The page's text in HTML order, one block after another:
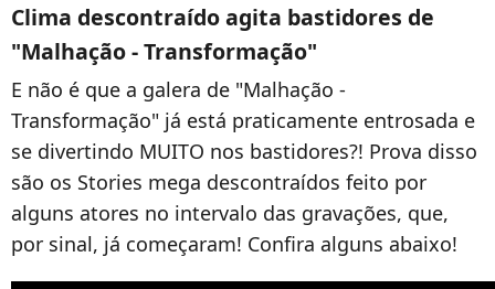
Clima descontraído agita bastidores de
"Malhação - Transformação"
E não é que a galera de "Malhação -
Transformação" já está praticamente entrosada e
se divertindo MUITO nos bastidores?! Prova disso
são os Stories mega descontraídos feito por
alguns atores no intervalo das gravações, que,
por sinal, já começaram! Confira alguns abaixo!